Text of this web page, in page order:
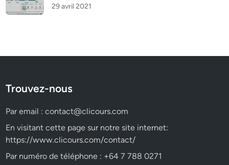
29 avril 2021
Trouvez-nous
Par email :contact@clicours.com
En visitant cette page sur notre site internet:
https://www.clicours.com/contact/
Par numéro de téléphone : +64 7 788 0271